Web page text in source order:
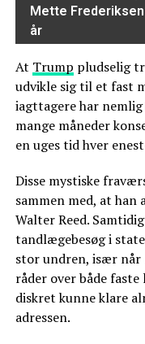
Mette
år
At Trump pludselig
udvikle sig til et fast
iagttagere har
mange måneder
en uges tid hver
Disse mystiske
sammen med, at
Walter Reed.
tandlægebesøg i
stor undren, især når
råder over både
diskret kunne klare
adressen.